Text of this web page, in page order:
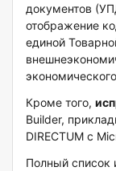
документов
отображение
единой
Кроме того,
Builder,
DIRECTUM с
Полный список